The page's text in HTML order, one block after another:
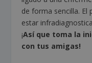
de forma sencilla. El
estar
¡Así que toma la
con tus amigas!